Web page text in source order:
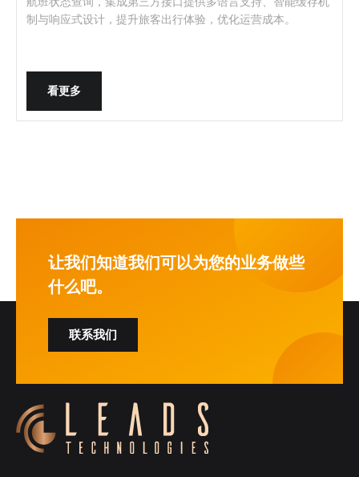
制与响应式设计，提升旅客出行体验，优化运营成本。
看更多
让我们知道我们可以为您的业务做些
什么吧。
联系我们